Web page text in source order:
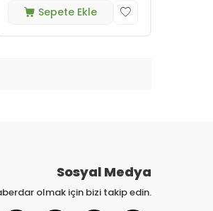
Sepete Ekle
Sosyal Medya
olmak için bizi takip edin.